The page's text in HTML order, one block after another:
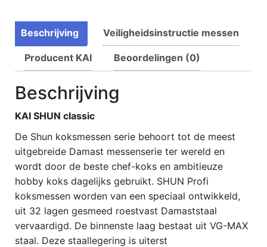
Beschrijving Veiligheidsinstructie messen
Producent KAI Beoordelingen (0)
Beschrijving
KAI SHUN classic
De Shun koksmessen serie behoort tot de meest
uitgebreide Damast messenserie ter wereld en
wordt door de beste chef-koks en ambitieuze
hobby koks dagelijks gebruikt. SHUN Profi
koksmessen worden van een speciaal ontwikkeld,
uit 32 lagen gesmeed roestvast Damaststaal
vervaardigd. De binnenste laag bestaat uit VG-MAX
staal. Deze staallegering is uiterst